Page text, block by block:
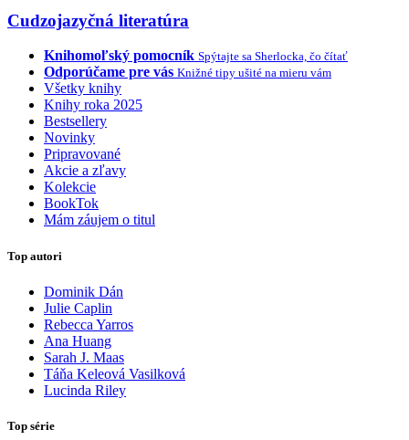
Cudzojazyčná literatúra
Knihomoľský pomocník Spýtajte sa Sherlocka, čo čítať
Odporúčame pre vás Knižné tipy ušité na mieru vám
Všetky knihy
Knihy roka 2025
Bestsellery
Novinky
Pripravované
Akcie a zľavy
Kolekcie
BookTok
Mám záujem o titul
Top autori
Dominik Dán
Julie Caplin
Rebecca Yarros
Ana Huang
Sarah J. Maas
Táňa Keleová Vasilková
Lucinda Riley
Top série